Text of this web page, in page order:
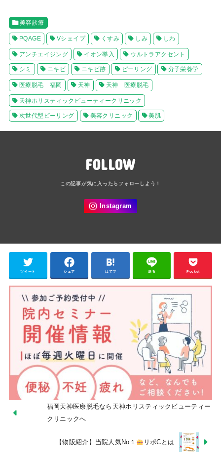
美容診療
PQAGE Vシェイプ くすみ しみ しわ
アンチエイジング イオン導入 ウルトラアクセント
シミ ニキビ ニキビ跡 ピーリング 分子栄養学
医療脱毛 福岡 天神 天神 医療脱毛
天神ホリスティックビューティークリニック
次世代型ピーリング 美容クリニック 美肌
FOLLOW
ツイート シェア はてブ 送る Pocket
福岡天神医療脱毛なら天神ホリスティックビューティー
クリニックへ
【物販紹介】当院人気No１ リポCとは